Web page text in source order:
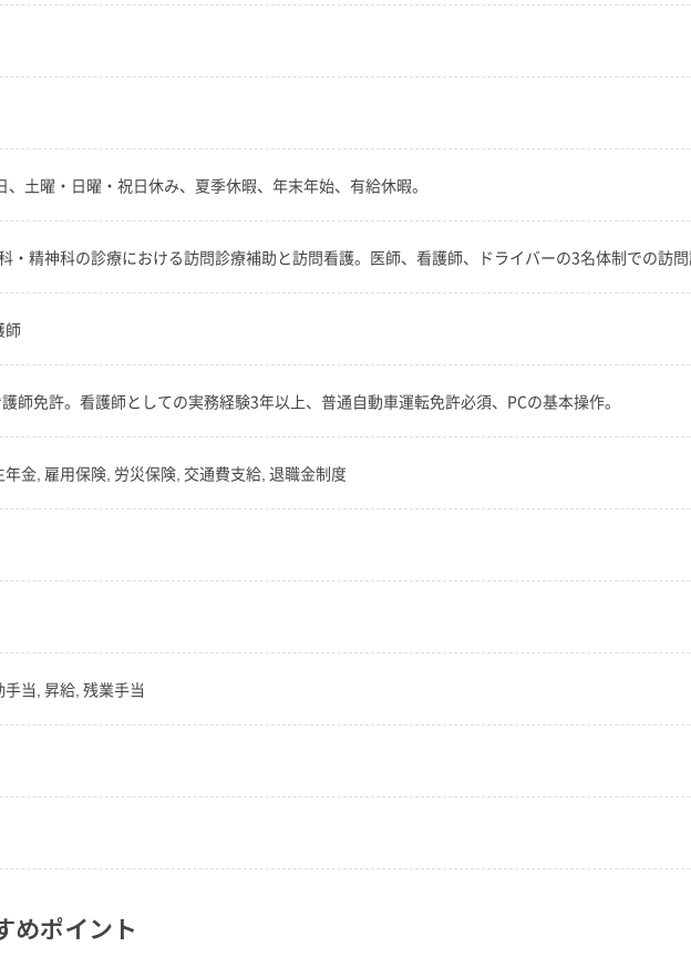
、土曜・日曜・祝日休み、夏季休暇、年末年始、有給休暇。
・精神科の診療における訪問診療補助と訪問看護。医師、看護師、ドライバーの3名体制での訪
師
師免許。看護師としての実務経験3年以上、普通自動車運転免許必須、PCの基本操作。
金, 雇用保険, 労災保険, 交通費支給, 退職金制度
当, 昇給, 残業手当
めポイント